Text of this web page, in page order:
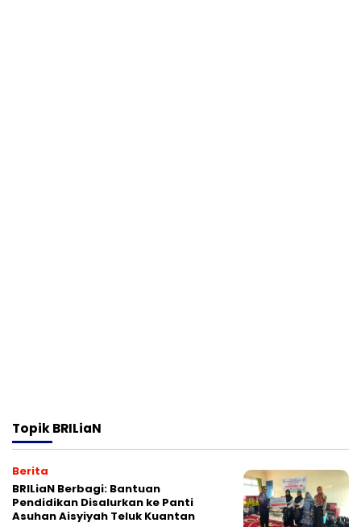
TopikBRILiaN
Berita
BRILiaN Berbagi: Bantuan
Pendidikan Disalurkan ke Panti
Asuhan Aisyiyah Teluk Kuantan